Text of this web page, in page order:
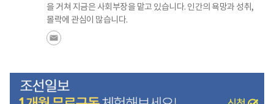
을 거쳐 지금은 사회부장을 맡고 있습니다. 인간의 욕망과 성취,
몰락에 관심이 많습니다.